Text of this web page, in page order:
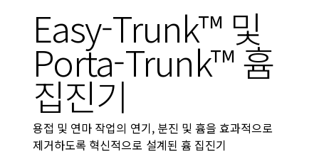
Easy-Trunk™ 및
Porta-Trunk™ 흄
집진기
용접 및 연마 작업의 연기, 분진 및 흄을 효과적으로
제거하도록 혁신적으로 설계된 흄 집진기